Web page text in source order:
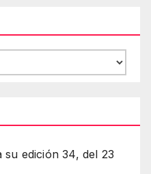
edición 34, del 23